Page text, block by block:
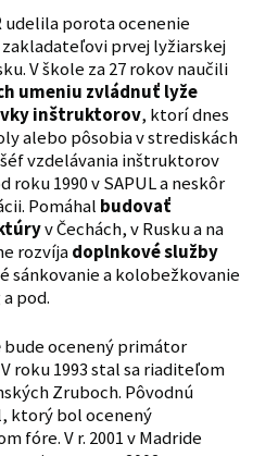
udelila porota ocenenie
zakladateľovi prvej lyžiarskej
V škole za 27 rokov naučili
umeniu zvládnuť lyže
inštruktorov, ktorí dnes
alebo pôsobia v strediskách
vzdelávania inštruktorov
roku 1990 v SAPUL a neskôr
Pomáhal budovať
v Čechách, v Rusku a na
rozvíjadoplnkové služby
sánkovanie a kolobežkovanie
pod.
bude ocenený primátor
roku 1993 stal sa riaditeľom
Zruboch. Pôvodnú
ktorý bol ocenený
fóre. V r. 2001 v Madride